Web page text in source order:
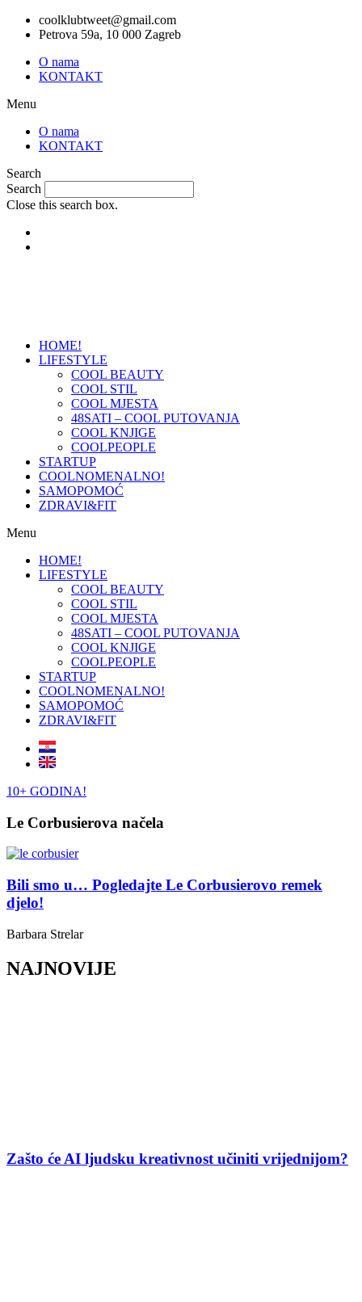
Skip
coolklubtweet@gmail.com
Petrova 59a, 10 000 Zagreb
O nama
KONTAKT
Menu
O nama
KONTAKT
Search
Search
Close this search box.
HOME!
LIFESTYLE
COOL BEAUTY
COOL STIL
COOL MJESTA
48SATI – COOL PUTOVANJA
COOL KNJIGE
COOLPEOPLE
STARTUP
COOLNOMENALNO!
SAMOPOMOĆ
ZDRAVI&FIT
Menu
HOME!
LIFESTYLE
COOL BEAUTY
COOL STIL
COOL MJESTA
48SATI – COOL PUTOVANJA
COOL KNJIGE
COOLPEOPLE
STARTUP
COOLNOMENALNO!
SAMOPOMOĆ
ZDRAVI&FIT
10+ GODINA!
Le Corbusierova načela
Bili smo u… Pogledajte Le Corbusierovo remek
djelo!
Barbara Strelar
NAJNOVIJE
Zašto će AI ljudsku kreativnost učiniti vrijednijom?